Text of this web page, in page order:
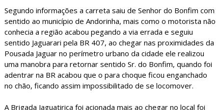
Segundo informações a carreta saiu de Senhor do Bonfim com
sentido ao município de Andorinha, mais como o motorista não
conhecia a região acabou pegando a via errada e seguiu
sentido Jaguarari pela BR 407, ao chegar nas proximidades da
Pousada Jaguar no perímetro urbano da cidade ele realizou
uma manobra para retornar sentido Sr. do Bonfim, quando foi
adentrar na BR acabou que o para choque ficou enganchado
no chão, ficando assim impossibilitado de se locomover.
A Brigada Jaguatirica foi acionada mais ao chegar no local foi